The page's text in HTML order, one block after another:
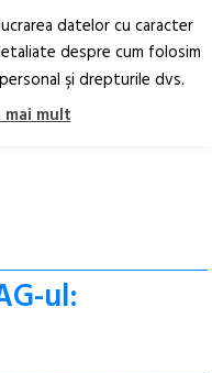
RO EN
ul:
datelor cu caracter
despre cum folosim
şi drepturile dvs.
mult